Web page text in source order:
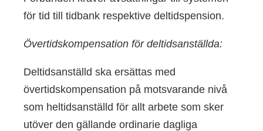
för tid till tidbank respektive deltidspension.
Övertidskompensation för deltidsanställda:
Deltidsanställd ska ersättas med
övertidskompensation på motsvarande nivå
som heltidsanställd för allt arbete som sker
utöver den gällande ordinarie dagliga